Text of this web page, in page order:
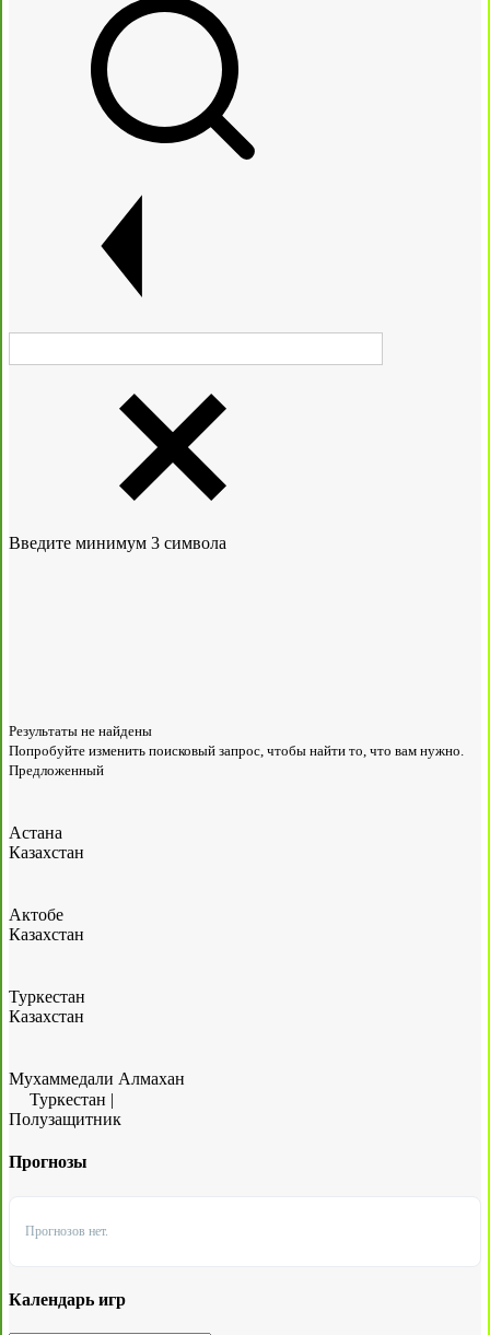
Введите минимум 3 символа
Результаты не найдены
Попробуйте изменить поисковый запрос, чтобы найти то, что вам нужно.
Предложенный
Астана
Казахстан
Актобе
Казахстан
Туркестан
Казахстан
Мухаммедали Алмахан
Туркестан |
Полузащитник
Прогнозы
Прогнозов нет.
Календарь игр